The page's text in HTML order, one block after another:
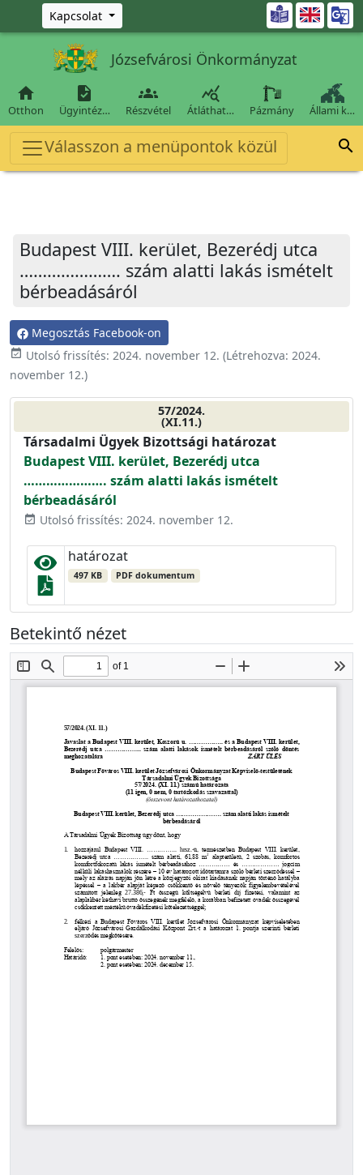
Ugrás a fő tartalomra
Kapcsolat 
Józsefvárosi Önkormányzat

Otthon

Ügyintéz…

Részvétel

Átláthat… Pázmány Állami k…
Válasszon a menüpontok közül 
Budapest VIII. kerület, Bezerédj utca
…………………. szám alatti lakás ismételt
bérbeadásáról
Megosztás Facebook-on
event_available Utolsó frissítés: 2024. november 12. (Létrehozva: 2024.
november 12.)
57/2024.
(XI.11.)
Társadalmi Ügyek Bizottsági határozat
Budapest VIII. kerület, Bezerédj utca
…………………. szám alatti lakás ismételt
bérbeadásáról
event_available Utolsó frissítés: 2024. november 12.
határozat
497 KB PDF dokumentum
Betekintő nézet